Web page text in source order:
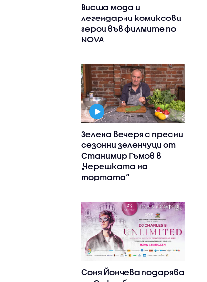
Висша мода и
легендарни комиксови
герои във филмите по
NOVA
Зелена вечеря с пресни
сезонни зеленчуци от
Станимир Гъмов в
„Черешката на
тортата“
Соня Йончева подарява